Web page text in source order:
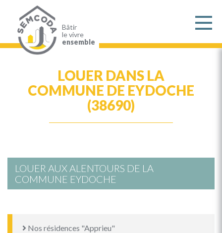
contenu
principal
Bâtir
le vivre
ensemble
LOUER DANS LA
COMMUNE DE EYDOCHE
(38690)
LOUER AUX ALENTOURS DE LA
COMMUNE EYDOCHE
Nos résidences "Apprieu"